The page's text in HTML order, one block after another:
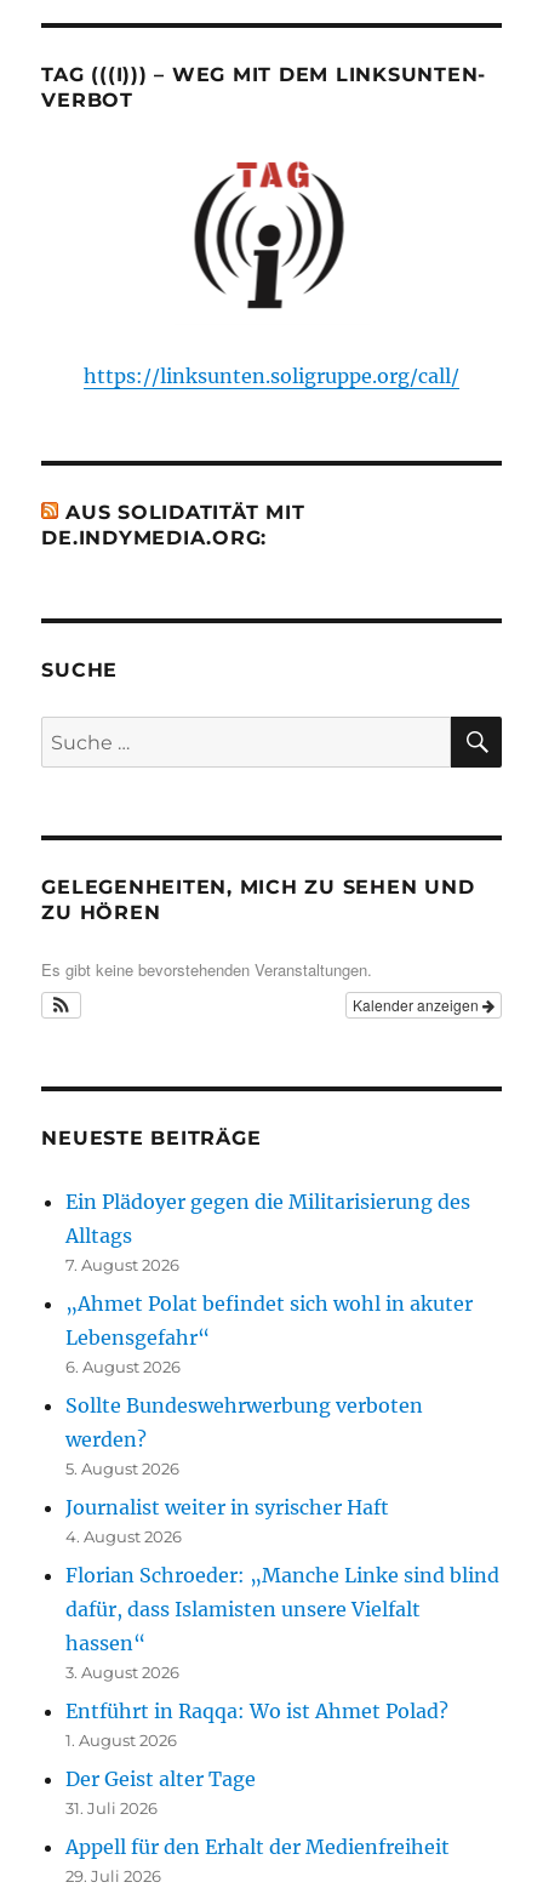
TAG (((I))) – WEG MIT DEM LINKSUNTEN-
VERBOT
https://linksunten.soligruppe.org/call/
AUS SOLIDATITÄT MIT
DE.INDYMEDIA.ORG:
SUCHE
Suche
nach:
GELEGENHEITEN, MICH ZU SEHEN UND
ZU HÖREN
Es gibt keine bevorstehenden Veranstaltungen.
Kalender anzeigen
NEUESTE BEITRÄGE
Ein Plädoyer gegen die Militarisierung des
Alltags
7. August 2026
„Ahmet Polat befindet sich wohl in akuter
Lebensgefahr“
6. August 2026
Sollte Bundeswehrwerbung verboten
werden?
5. August 2026
Journalist weiter in syrischer Haft
4. August 2026
Florian Schroeder: „Manche Linke sind blind
dafür, dass Islamisten unsere Vielfalt
hassen“
3. August 2026
Entführt in Raqqa: Wo ist Ahmet Polad?
1. August 2026
Der Geist alter Tage
31. Juli 2026
Appell für den Erhalt der Medienfreiheit
29. Juli 2026